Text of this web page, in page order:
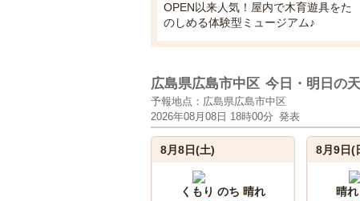
OPEN以来人気！屋内で木育遊具をた
のしめる体験型ミュージアム♪
広島県広島市中区 今日・明日の
予報地点：広島県広島市中区
2026年08月08日 18時00分 発表
8月8日(土)
くもり のち 晴れ
8月9日(
晴